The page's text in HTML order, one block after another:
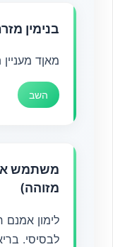
בנימין
מאןד מעניין
השב
משתמש
מזוהה)
לימון אמנם
לבסיסי.